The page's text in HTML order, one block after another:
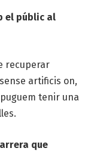
el públic al
recuperar
artificis on,
tenir una
que